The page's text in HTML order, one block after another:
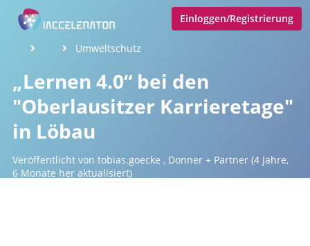
Einloggen/Registrierung
Umweltschutz
„Lernen 4.0“ bei den
"Oberlausitzer Karrieretage"
in Löbau
Veröffentlicht von tobias.goecke , Donner + Partner(4 Jahre,
6 Monate her aktualisiert)